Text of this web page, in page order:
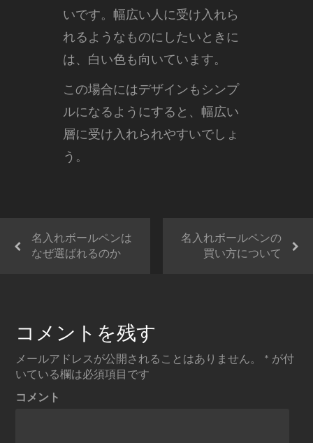
いです。幅広い人に受け入れら
れるようなものにしたいときに
は、白い色も向いています。
この場合にはデザインもシンプ
ルになるようにすると、幅広い
層に受け入れられやすいでしょ
う。
名入れボールペンは
なぜ選ばれるのか
名入れボールペンの
買い方について
コメントを残す
メールアドレスが公開されることはありません。 * が付
いている欄は必須項目です
コメント